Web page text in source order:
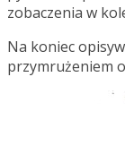
zobaczenia w
Na koniec
przymrużeniem